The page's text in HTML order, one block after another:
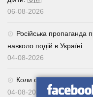
06-08-2026
Російська пропаганда
навколо подій в Україні
04-08-2026
Коли обираєш 92 —
04-08-2026